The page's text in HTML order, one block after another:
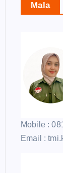
Mala
Mobile :
Email :